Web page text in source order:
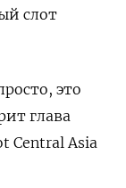
слот
это
глава
Central Asia